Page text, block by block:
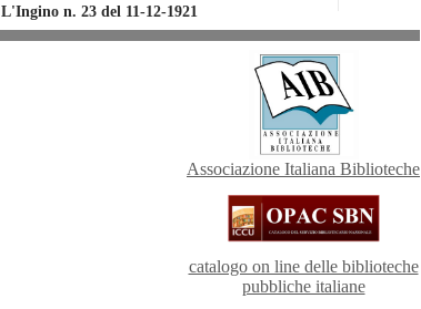
L'Ingino n. 23 del 11-12-1921
Associazione Italiana Biblioteche
catalogo on line delle biblioteche
pubbliche italiane